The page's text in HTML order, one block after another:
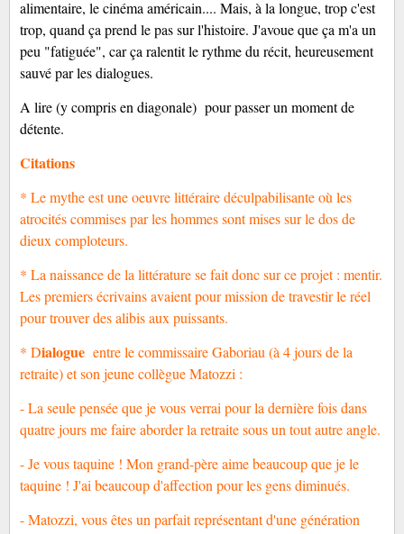
alimentaire, le cinéma américain.... Mais, à la longue, trop c'est
trop, quand ça prend le pas sur l'histoire. J'avoue que ça m'a un
peu "fatiguée", car ça ralentit le rythme du récit, heureusement
sauvé par les dialogues.
A lire (y compris en diagonale) pour passer un moment de
détente.
Citations
* Le mythe est une oeuvre littéraire déculpabilisante où les
atrocités commises par les hommes sont mises sur le dos de
dieux comploteurs.
* La naissance de la littérature se fait donc sur ce projet : mentir.
Les premiers écrivains avaient pour mission de travestir le réel
pour trouver des alibis aux puissants.
* Dialogue entre le commissaire Gaboriau (à 4 jours de la
retraite) et son jeune collègue Matozzi :
- La seule pensée que je vous verrai pour la dernière fois dans
quatre jours me faire aborder la retraite sous un tout autre angle.
- Je vous taquine ! Mon grand-père aime beaucoup que je le
taquine ! J'ai beaucoup d'affection pour les gens diminués.
- Matozzi, vous êtes un parfait représentant d'une génération